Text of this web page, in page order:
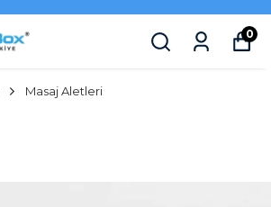
0
Masaj Aletleri